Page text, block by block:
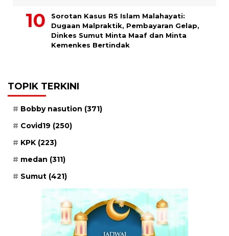
Sorotan Kasus RS Islam Malahayati:
Dugaan Malpraktik, Pembayaran Gelap,
Dinkes Sumut Minta Maaf dan Minta
Kemenkes Bertindak
TOPIK TERKINI
Bobby nasution (371)
Covid19 (250)
KPK (223)
medan (311)
Sumut (421)